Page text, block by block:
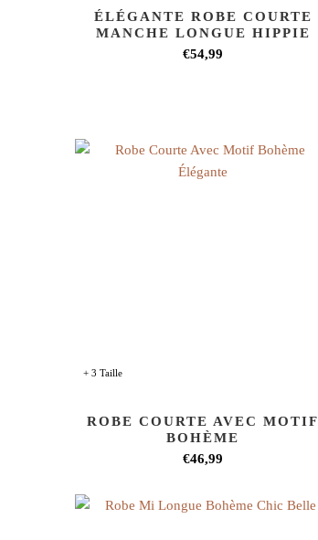
ÉLÉGANTE ROBE COURTE
MANCHE LONGUE HIPPIE
€54,99
+ 3 Taille
ROBE COURTE AVEC MOTIF
BOHÈME
€46,99